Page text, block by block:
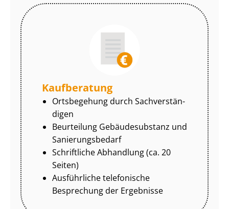
Kaufberatung
Ortsbegehung durch Sach­ver­stän­
di­gen
Beurteilung Gebäudesubstanz und
Sa­nie­rungs­be­darf
Schriftliche Abhandlung (ca. 20
Seiten)
Ausführliche telefonische
Besprechung der Ergebnisse